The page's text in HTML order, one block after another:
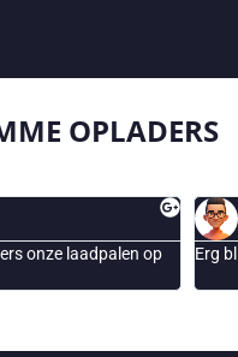
OPLADERS
Smappee laadpaal